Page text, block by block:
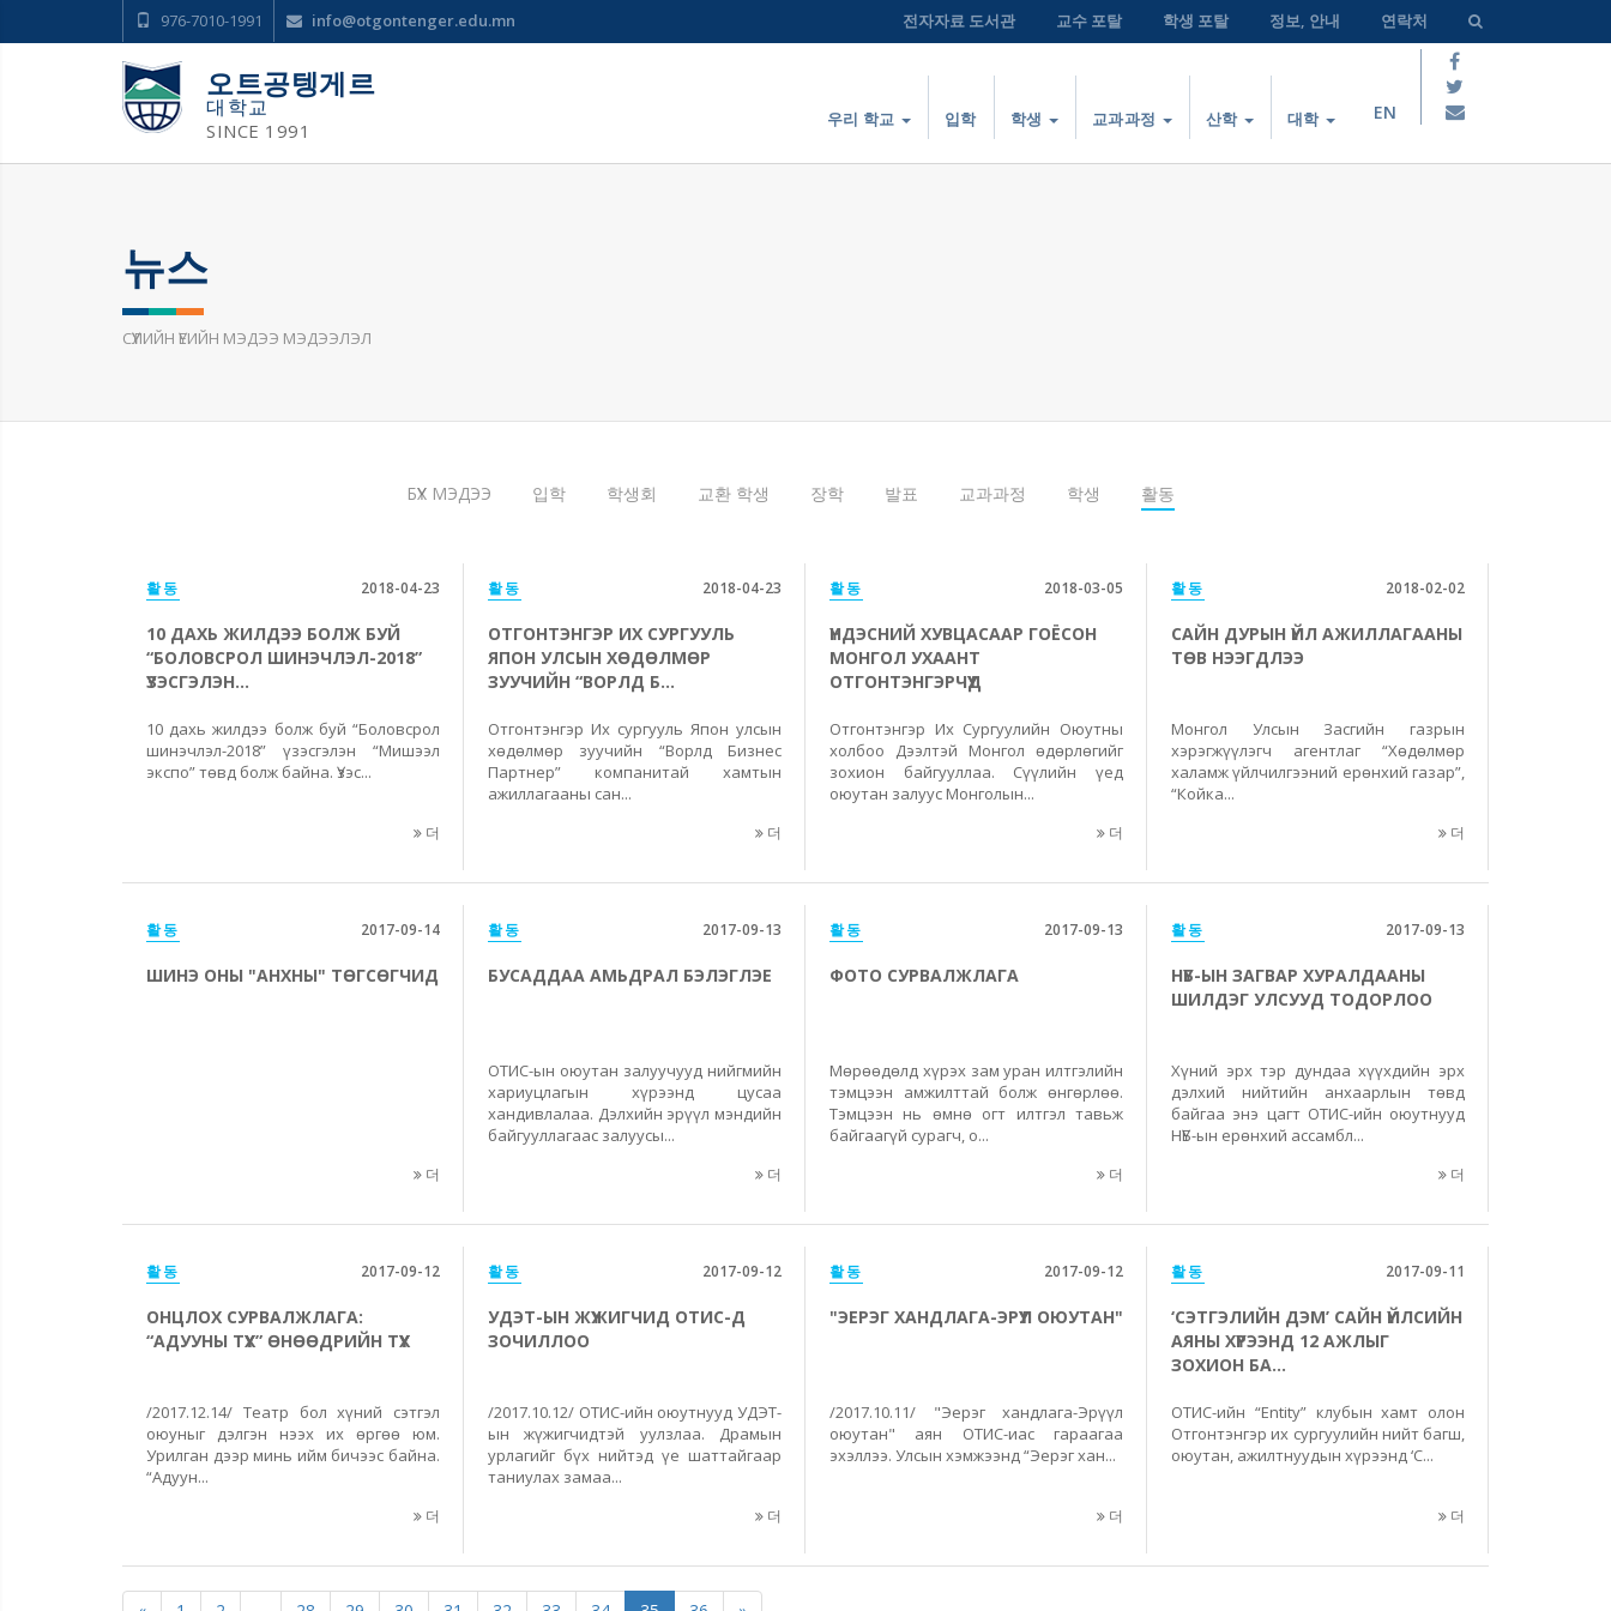
976-7010-1991 info@otgontenger.edu.mn 전자자료 도서관 교수 포탈 학생 포탈 정보, 안내 연락처
오트공텡게르
대학교
SINCE 1991 우리 학교 입학 학생 교과과정 산학 대학 EN
뉴스
СҮҮЛИЙН ҮЕИЙН МЭДЭЭ МЭДЭЭЛЭЛ
БҮХ МЭДЭЭ 입학 학생회 교환 학생 장학 발표 교과과정 학생 활동
활동 2018-04-23
10 ДАХЬ ЖИЛДЭЭ БОЛЖ БУЙ
“БОЛОВСРОЛ ШИНЭЧЛЭЛ-2018”
ҮЗЭСГЭЛЭН...
10 дахь жилдээ болж буй “Боловсрол
шинэчлэл-2018” үзэсгэлэн “Мишээл
экспо” төвд болж байна. Үзэс...
더
활동 2018-04-23
ОТГОНТЭНГЭР ИХ СУРГУУЛЬ
ЯПОН УЛСЫН ХӨДӨЛМӨР
ЗУУЧИЙН “ВОРЛД Б...
Отгонтэнгэр Их сургууль Япон улсын
хөдөлмөр зуучийн “Ворлд Бизнес
Партнер” компанитай хамтын
ажиллагааны сан...
더
활동 2018-03-05
ҮНДЭСНИЙ ХУВЦАСААР ГОЁСОН
МОНГОЛ УХААНТ
ОТГОНТЭНГЭРЧҮҮД
Отгонтэнгэр Их Сургуулийн Оюутны
холбоо Дээлтэй Монгол өдөрлөгийг
зохион байгууллаа. Сүүлийн үед
оюутан залуус Монголын...
더
활동 2018-02-02
САЙН ДУРЫН ҮЙЛ АЖИЛЛАГААНЫ
ТӨВ НЭЭГДЛЭЭ
Монгол Улсын Засгийн газрын
хэрэгжүүлэгч агентлаг “Хөдөлмөр
халамж үйлчилгээний ерөнхий газар”,
“Койка...
더
활동 2017-09-14
ШИНЭ ОНЫ "АНХНЫ" ТӨГСӨГЧИД
더
활동 2017-09-13
БУСАДДАА АМЬДРАЛ БЭЛЭГЛЭЕ
ОТИС-ын оюутан залуучууд нийгмийн
хариуцлагын хүрээнд цусаа
хандивлалаа. Дэлхийн эрүүл мэндийн
байгууллагаас залуусы...
더
활동 2017-09-13
ФОТО СУРВАЛЖЛАГА
Мөрөөдөлд хүрэх зам уран илтгэлийн
тэмцээн амжилттай болж өнгөрлөө.
Тэмцээн нь өмнө огт илтгэл тавьж
байгаагүй сурагч, о...
더
활동 2017-09-13
НҮБ-ЫН ЗАГВАР ХУРАЛДААНЫ
ШИЛДЭГ УЛСУУД ТОДОРЛОО
Хүний эрх тэр дундаа хүүхдийн эрх
дэлхий нийтийн анхаарлын төвд
байгаа энэ цагт ОТИС-ийн оюутнууд
НҮБ-ын ерөнхий ассамбл...
더
활동 2017-09-12
ОНЦЛОХ СУРВАЛЖЛАГА:
“АДУУНЫ ТҮҮХ” ӨНӨӨДРИЙН ТҮҮХ
/2017.12.14/ Театр бол хүний сэтгэл
оюуныг дэлгэн нээх их өргөө юм.
Урилган дээр минь ийм бичээс байна.
“Адуун...
더
활동 2017-09-12
УДЭТ-ЫН ЖҮЖИГЧИД ОТИС-Д
ЗОЧИЛЛОО
/2017.10.12/ ОТИС-ийн оюутнууд УДЭТ-
ын жүжигчидтэй уулзлаа. Драмын
урлагийг бүх нийтэд үе шаттайгаар
таниулах замаа...
더
활동 2017-09-12
"ЭЕРЭГ ХАНДЛАГА-ЭРҮҮЛ ОЮУТАН"
/2017.10.11/ "Эерэг хандлага-Эрүүл
оюутан" аян ОТИС-иас гараагаа
эхэллээ. Улсын хэмжээнд “Эерэг хан...
더
활동 2017-09-11
‘СЭТГЭЛИЙН ДЭМ’ САЙН ҮЙЛСИЙН
АЯНЫ ХҮРЭЭНД 12 АЖЛЫГ
ЗОХИОН БА...
ОТИС-ийн “Entity” клубын хамт олон
Отгонтэнгэр их сургуулийн нийт багш,
оюутан, ажилтнуудын хүрээнд ‘С...
더